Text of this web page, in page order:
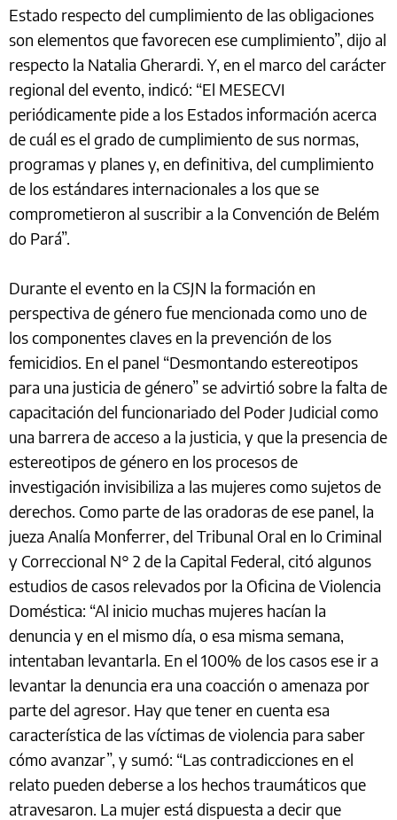
Estado respecto del cumplimiento de las obligaciones
son elementos que favorecen ese cumplimiento”, dijo al
respecto la Natalia Gherardi. Y, en el marco del carácter
regional del evento, indicó: “El MESECVI
periódicamente pide a los Estados información acerca
de cuál es el grado de cumplimiento de sus normas,
programas y planes y, en definitiva, del cumplimiento
de los estándares internacionales a los que se
comprometieron al suscribir a la Convención de Belém
do Pará”.
Durante el evento en la CSJN la formación en
perspectiva de género fue mencionada como uno de
los componentes claves en la prevención de los
femicidios. En el panel “Desmontando estereotipos
para una justicia de género” se advirtió sobre la falta de
capacitación del funcionariado del Poder Judicial como
una barrera de acceso a la justicia, y que la presencia de
estereotipos de género en los procesos de
investigación invisibiliza a las mujeres como sujetos de
derechos. Como parte de las oradoras de ese panel, la
jueza Analía Monferrer, del Tribunal Oral en lo Criminal
y Correccional N° 2 de la Capital Federal, citó algunos
estudios de casos relevados por la Oficina de Violencia
Doméstica: “Al inicio muchas mujeres hacían la
denuncia y en el mismo día, o esa misma semana,
intentaban levantarla. En el 100% de los casos ese ir a
levantar la denuncia era una coacción o amenaza por
parte del agresor. Hay que tener en cuenta esa
característica de las víctimas de violencia para saber
cómo avanzar”, y sumó: “Las contradicciones en el
relato pueden deberse a los hechos traumáticos que
atravesaron. La mujer está dispuesta a decir que